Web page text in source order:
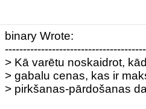
binary Wrote:
> Kā varētu noskaidrot,
> gabalu cenas, kas ir
> pirkšanas-pārdošanas